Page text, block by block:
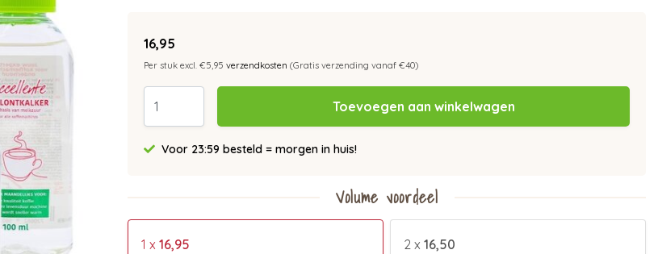
16,95
Per stuk excl. €5,95 verzendkosten (Gratis verzending vanaf €40)
Toevoegen aan winkelwagen
Voor 23:59 besteld = morgen in huis!
Volume voordeel
1 x 16,95 2 x 16,50